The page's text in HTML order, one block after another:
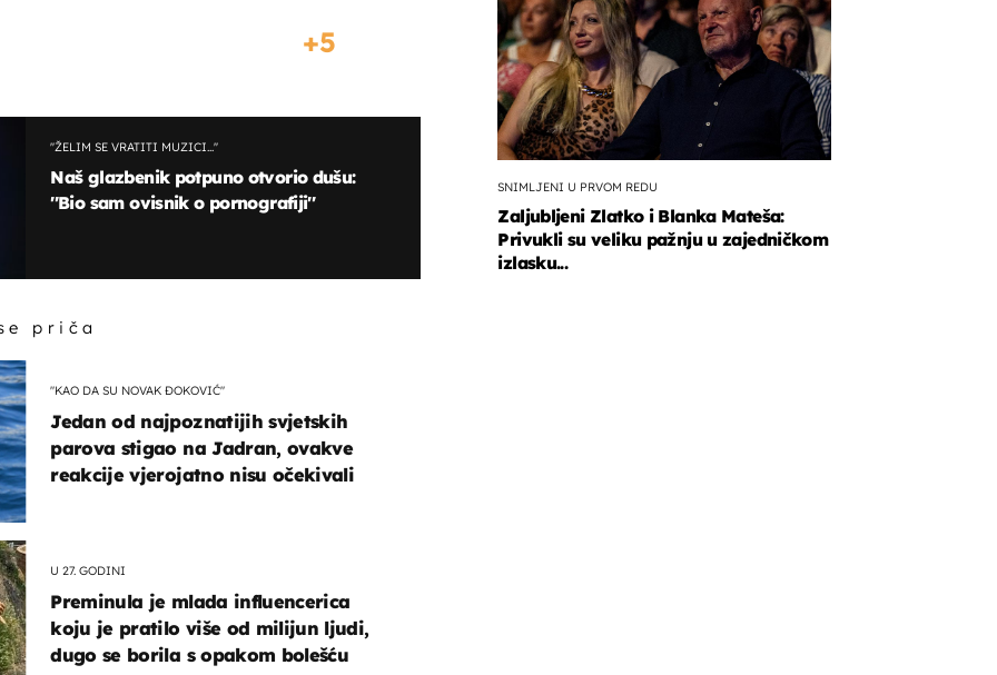
5
''ŽELIM SE VRATITI MUZICI...''
Naš glazbenik potpuno otvorio dušu:
''Bio sam ovisnik o pornografiji''
priča
"KAO DA SU NOVAK ĐOKOVIĆ"
Jedan od najpoznatijih svjetskih
parova stigao na Jadran, ovakve
reakcije vjerojatno nisu očekivali
U 27. GODINI
Preminula je mlada influencerica
koju je pratilo više od milijun ljudi,
dugo se borila s opakom bolešću
SNIMLJENI U PRVOM REDU
Zaljubljeni Zlatko i Blanka Mateša:
Privukli su veliku pažnju u zajedničkom
izlasku...